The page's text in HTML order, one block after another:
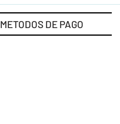
METODOS DE PAGO